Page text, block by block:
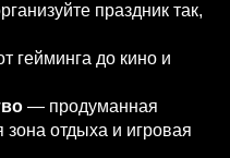
праздник так,
гейминга до кино и
— продуманная
зона отдыха и игровая